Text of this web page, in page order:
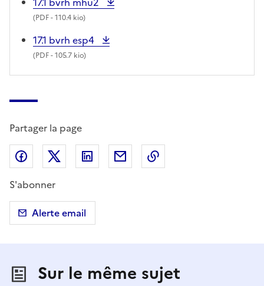
(PDF- 110.4 kio)
17.1 bvrh esp4
(PDF- 105.7 kio)
Partager la page
Partager sur Facebook
Partager sur X (anciennement Twitter)
Partager sur LinkedIn
Partager par email
S'abonner
Alerte email
Sur le même sujet